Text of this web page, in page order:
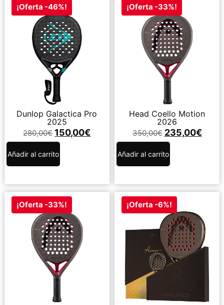
¡Oferta -46%!
Dunlop Galactica Pro
2025
280,00€ 150,00€
Añadir al carrito
¡Oferta -33%!
Head Coello Motion
2026
350,00€ 235,00€
Añadir al carrito
¡Oferta -33%! ¡Oferta -6%!